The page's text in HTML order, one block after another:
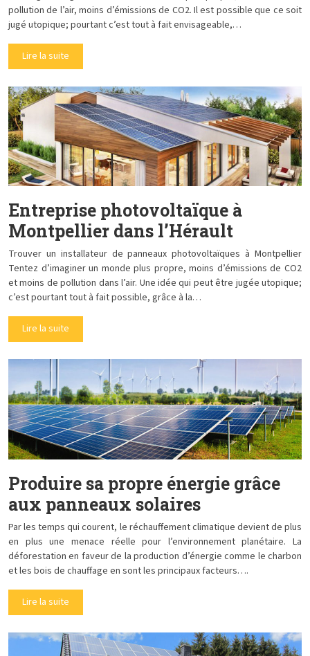
pollution de l’air, moins d’émissions de CO2. Il est possible que ce soit
jugé utopique; pourtant c’est tout à fait envisageable,…
Lire la suite
Entreprise photovoltaïque à
Montpellier dans l’Hérault
Trouver un installateur de panneaux photovoltaïques à Montpellier
Tentez d’imaginer un monde plus propre, moins d’émissions de CO2
et moins de pollution dans l’air. Une idée qui peut être jugée utopique;
c’est pourtant tout à fait possible, grâce à la…
Lire la suite
Produire sa propre énergie grâce
aux panneaux solaires
Par les temps qui courent, le réchauffement climatique devient de plus
en plus une menace réelle pour l’environnement planétaire. La
déforestation en faveur de la production d’énergie comme le charbon
et les bois de chauffage en sont les principaux facteurs….
Lire la suite